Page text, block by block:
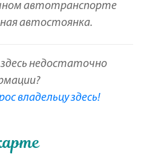
автотранспорте
автостоянка.
недостаточно
владельцу здесь!